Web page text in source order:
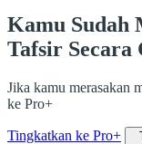
Kamu Sudah
Tafsir Secara
Jika kamu merasakan
ke Pro+
Tingkatkan ke Pro+